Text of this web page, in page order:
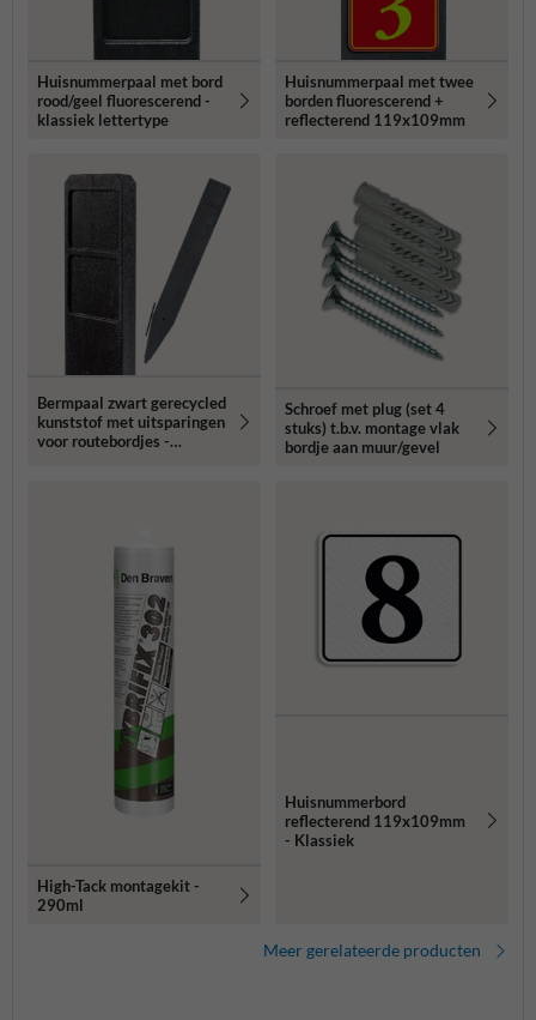
Huisnummerpaal met bord
rood/geel fluorescerend -
klassiek lettertype
Huisnummerpaal met twee
borden fluorescerend +
reflecterend 119x109mm
Bermpaal zwart gerecycled
kunststof met uitsparingen
voor routebordjes -
Schroef met plug (set 4
stuks) t.b.v. montage vlak
bordje aan muur/gevel
High-Tack montagekit -
290ml
Huisnummerbord
reflecterend 119x109mm
- Klassiek
Meer gerelateerde producten